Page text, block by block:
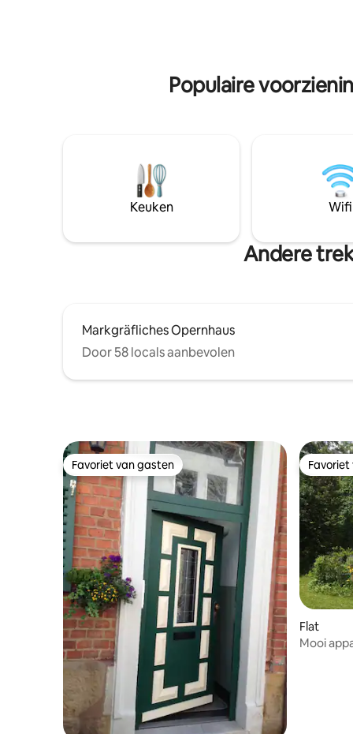
Wasmachine in de kelderPopulaire
Keuken Wifi
Andere
Markgräfliches Opernhaus
Door 58 locals aanbevolen
Favoriet van gasten
Favoriet van gasten
Flat
Mooi